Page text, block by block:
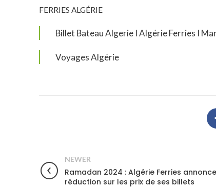
FERRIES ALGÉRIE
Billet Bateau Algerie I Algérie Ferries I
Voyages Algérie
NEWER
Ramadan 2024 : Algérie Ferries
réduction sur les prix de ses billets